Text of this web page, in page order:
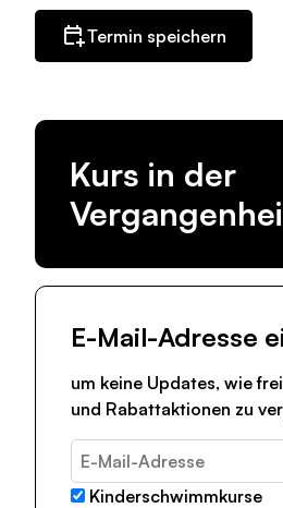
Termin speichern
Kurs in der
E-Mail-Adresse
um keine Updates, wie
und Rabattaktionen zu
Kinderschwimmkurse